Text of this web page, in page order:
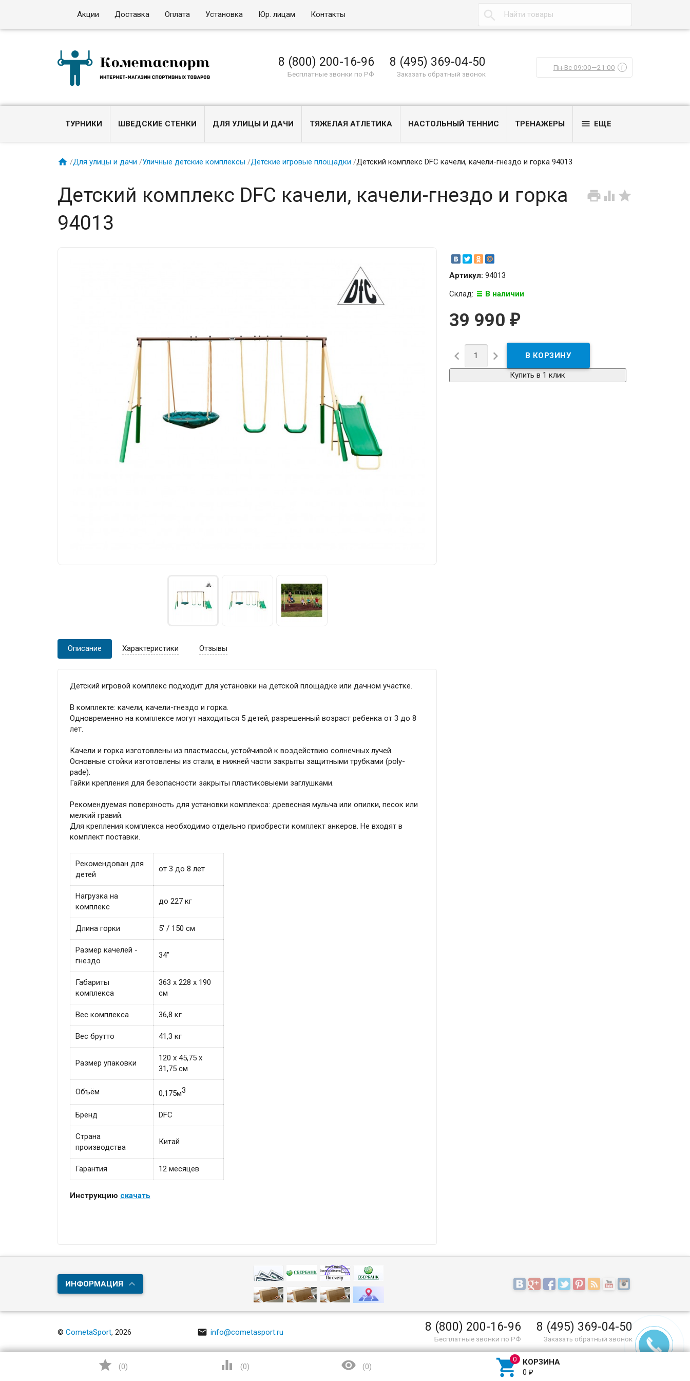
Акции Доставка Оплата Установка Юр. лицам Контакты 
8 (800) 200-16-96
Бесплатные звонки по РФ
8 (495) 369-04-50
Заказать обратный звонок
Пн-Вс 09:00—21:00 i
ТУРНИКИ ШВЕДСКИЕ СТЕНКИ ДЛЯ УЛИЦЫ И ДАЧИ ТЯЖЕЛАЯ АТЛЕТИКА НАСТОЛЬНЫЙ ТЕННИС ТРЕНАЖЕРЫ  ЕЩЕ
 /Для улицы и дачи /Уличные детские комплексы /Детские игровые площадки /Детский комплекс DFC качели, качели-гнездо и горка 94013
  
Детский комплекс DFC качели, качели-гнездо и горка
94013
Артикул: 94013
Склад:
В наличии
39 990 ₽
 
Купить в 1 клик
Описание Характеристики Отзывы
Детский игровой комплекс подходит для установки на детской площадке или дачном участке.
В комплекте: качели, качели-гнездо и горка.
Одновременно на комплексе могут находиться 5 детей, разрешенный возраст ребенка от 3 до 8
лет.
Качели и горка изготовлены из пластмассы, устойчивой к воздействию солнечных лучей.
Основные стойки изготовлены из стали, в нижней части закрыты защитными трубками (poly-
pade).
Гайки крепления для безопасности закрыты пластиковыеми заглушками.
Рекомендуемая поверхность для установки комплекса: древесная мульча или опилки, песок или
мелкий гравий.
Для крепления комплекса необходимо отдельно приобрести комплект анкеров. Не входят в
комплект поставки.
Рекомендован для
детей
от 3 до 8 лет
Нагрузка на
комплекс
до 227 кг
Длина горки 5' / 150 см
Размер качелей -
гнездо
34"
Габариты
комплекса
363 х 228 х 190
см
Вес комплекса 36,8 кг
Вес брутто 41,3 кг
Размер упаковки
120 x 45,75 x
31,75 см
Объём 0,175м3
Бренд DFC
Страна
производства
Китай
Гарантия 12 месяцев
Инструкцию скачать
ИНФОРМАЦИЯ
©CometaSport, 2026  info@cometasport.ru 8 (800) 200-16-96
Бесплатные звонки по РФ
8 (495) 369-04-50
Заказать обратный звонок
 (0)  (0)  (0)  КОРЗИНА
0 ₽